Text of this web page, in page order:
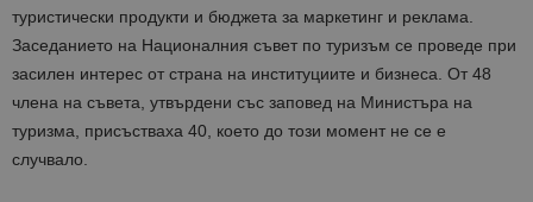
туристически продукти и бюджета за маркетинг и реклама.
Заседанието на Националния съвет по туризъм се проведе при
засилен интерес от страна на институциите и бизнеса. От 48
члена на съвета, утвърдени със заповед на Министъра на
туризма, присъстваха 40, което до този момент не се е
случвало.